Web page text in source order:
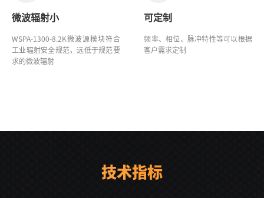
微波辐射小
WSPA-1300-8.2K微波源模块符合
工业辐射安全规范，远低于规范要
求的微波辐射
可定制
频率、相位、脉冲特性等可以根据
客户需求定制
技术指标